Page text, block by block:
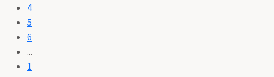
4
5
6
...
1